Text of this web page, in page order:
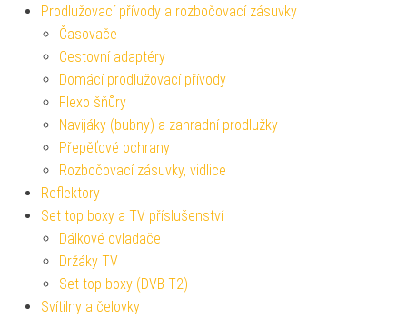
Prodlužovací přívody a rozbočovací zásuvky
Časovače
Cestovní adaptéry
Domácí prodlužovací přívody
Flexo šňůry
Navijáky (bubny) a zahradní prodlužky
Přepěťové ochrany
Rozbočovací zásuvky, vidlice
Reflektory
Set top boxy a TV příslušenství
Dálkové ovladače
Držáky TV
Set top boxy (DVB-T2)
Svítilny a čelovky